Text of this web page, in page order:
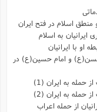
(6) نقش امام حسن(ع) و امام حسین(ع) در